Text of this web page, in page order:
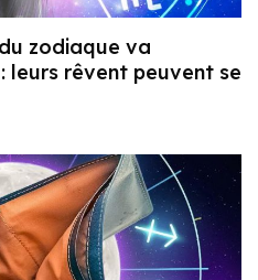
zodiaque va
leurs rêvent peuvent se